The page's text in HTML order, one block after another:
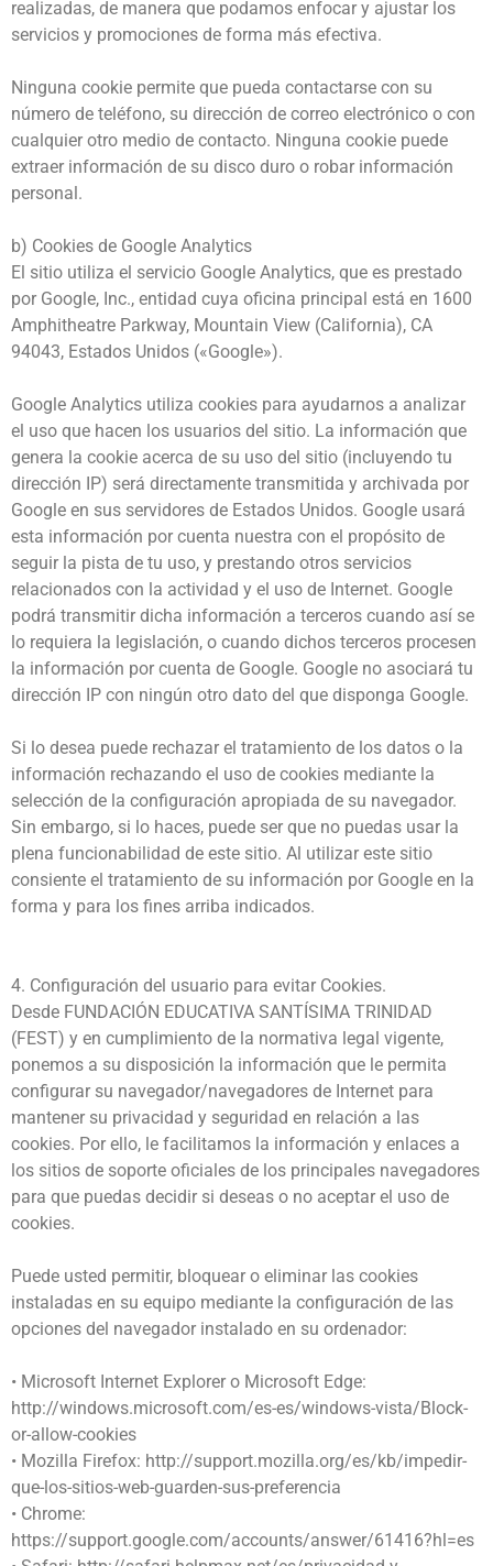
realizadas, de manera que podamos enfocar y ajustar los
servicios y promociones de forma más efectiva.
Ninguna cookie permite que pueda contactarse con su
número de teléfono, su dirección de correo electrónico o con
cualquier otro medio de contacto. Ninguna cookie puede
extraer información de su disco duro o robar información
personal.
b) Cookies de Google Analytics
El sitio utiliza el servicio Google Analytics, que es prestado
por Google, Inc., entidad cuya oficina principal está en 1600
Amphitheatre Parkway, Mountain View (California), CA
94043, Estados Unidos («Google»).
Google Analytics utiliza cookies para ayudarnos a analizar
el uso que hacen los usuarios del sitio. La información que
genera la cookie acerca de su uso del sitio (incluyendo tu
dirección IP) será directamente transmitida y archivada por
Google en sus servidores de Estados Unidos. Google usará
esta información por cuenta nuestra con el propósito de
seguir la pista de tu uso, y prestando otros servicios
relacionados con la actividad y el uso de Internet. Google
podrá transmitir dicha información a terceros cuando así se
lo requiera la legislación, o cuando dichos terceros procesen
la información por cuenta de Google. Google no asociará tu
dirección IP con ningún otro dato del que disponga Google.
Si lo desea puede rechazar el tratamiento de los datos o la
información rechazando el uso de cookies mediante la
selección de la configuración apropiada de su navegador.
Sin embargo, si lo haces, puede ser que no puedas usar la
plena funcionabilidad de este sitio. Al utilizar este sitio
consiente el tratamiento de su información por Google en la
forma y para los fines arriba indicados.
4. Configuración del usuario para evitar Cookies.
Desde FUNDACIÓN EDUCATIVA SANTÍSIMA TRINIDAD
(FEST) y en cumplimiento de la normativa legal vigente,
ponemos a su disposición la información que le permita
configurar su navegador/navegadores de Internet para
mantener su privacidad y seguridad en relación a las
cookies. Por ello, le facilitamos la información y enlaces a
los sitios de soporte oficiales de los principales navegadores
para que puedas decidir si deseas o no aceptar el uso de
cookies.
Puede usted permitir, bloquear o eliminar las cookies
instaladas en su equipo mediante la configuración de las
opciones del navegador instalado en su ordenador:
• Microsoft Internet Explorer o Microsoft Edge:
http://windows.microsoft.com/es-es/windows-vista/Block-
or-allow-cookies
• Mozilla Firefox: http://support.mozilla.org/es/kb/impedir-
que-los-sitios-web-guarden-sus-preferencia
• Chrome:
https://support.google.com/accounts/answer/61416?hl=es